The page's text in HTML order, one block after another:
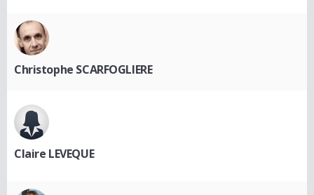
Christophe SCARFOGLIERE
Claire LEVEQUE